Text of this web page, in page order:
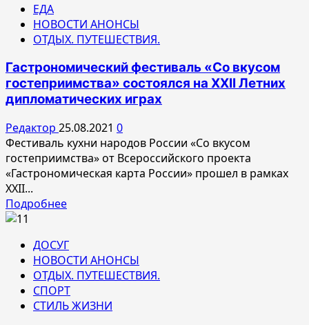
благотворительный
турнир
гольфу
прошел
в
Кантри
Клаб»
в
25-
раз
ЕДА
НОВОСТИ АНОНСЫ
ОТДЫХ. ПУТЕШЕСТВИЯ.
Гастрономический фестиваль «Со вкусом
гостеприимства» состоялся на XXII Летних
дипломатических играх
Редактор 25.08.2021 0
Фестиваль кухни народов России «Со вкусом
гостеприимства» от Всероссийского проекта
«Гастрономическая карта России» прошел в рамках
XXII...
ПодробнееПрочитать
Гастрономический
фестиваль
«Со
вкусом
гостеприимства»
ДОСУГ
НОВОСТИ АНОНСЫ
ОТДЫХ. ПУТЕШЕСТВИЯ.
СПОРТ
СТИЛЬ ЖИЗНИ